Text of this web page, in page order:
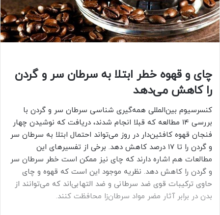
چای و قهوه خطر ابتلا به سرطان سر و گردن
را کاهش می‌دهد
کنسرسیوم بین‌المللی همه‌گیری شناسی سرطان سر و گردن با
بررسی ۱۴ مطالعه که قبلا انجام شدند، دریافت که نوشیدن چهار
فنجان قهوه کافئین‌دار در روز می‌تواند احتمال ابتلا به سرطان سر
و گردن را تا ۱۷ درصد کاهش دهد. برخی از تفسیرهای این
مطالعات هم اشاره دارند که چای نیز ممکن است خطر سرطان سر
و گردن را کاهش دهد. نظریه موجود این است که قهوه و چای
حاوی ترکیبات قوی ضد سرطانی و ضد التهابی‌اند که می‌توانند از
بدن در برابر آثار مضر مواد سرطان‌زا محافظت کنند.